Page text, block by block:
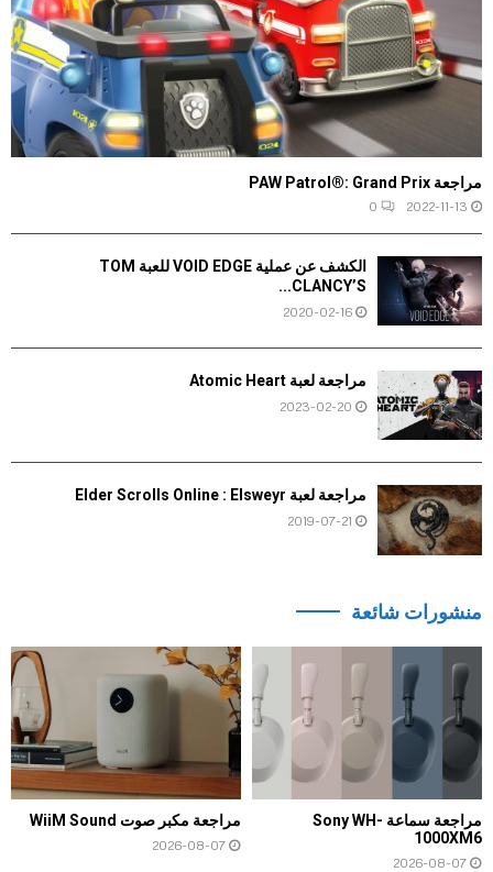
مراجعة PAW Patrol®: Grand Prix
2022-11-13
0
الكشف عن عملية VOID EDGE للعبة TOM
CLANCY’S...
2020-02-16
مراجعة لعبة Atomic Heart
2023-02-20
مراجعة لعبة Elder Scrolls Online : Elsweyr
2019-07-21
منشورات شائعة
مراجعة سماعة Sony WH-
1000XM6
2026-08-07
مراجعة مكبر صوت WiiM Sound
2026-08-07